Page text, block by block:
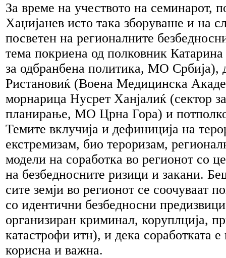
За време на учеството на семинарот,
Хаџијанев исто така зборуваше и на
посветен на регионалните
тема покриена од полковник
за одбранбена политика, МО Србија),
Ристановиќ (Воена Медицинска
морнарица Нусрет Ханјалиќ (сектор
планирање, МО Црна Гора) и
Темите вклучија и дефиниција на
екстремизам, био тероризам,
модели на соработка во регионот со
на безбедносните ризици и закани.
сите земји во регионот се соочуваат
со идентични безбедносни
организиран криминал, коруплција,
катастрофи итн), и дека соработката
корисна и важна.